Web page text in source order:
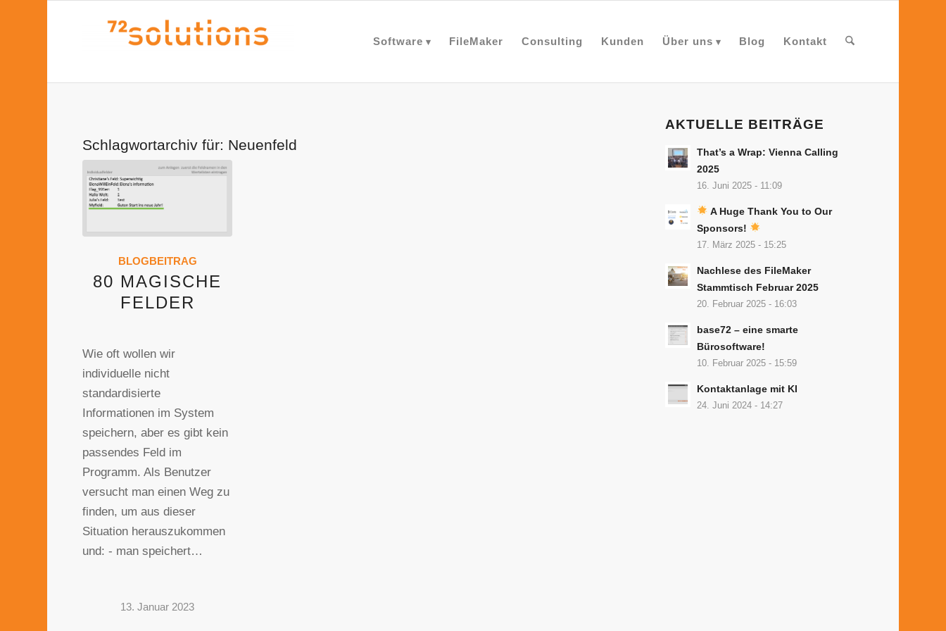
Software FileMaker Consulting Kunden Über uns Blog Kontakt
Schlagwortarchiv für: Neuenfeld
BLOGBEITRAG
80 MAGISCHE
FELDER
Wie oft wollen wir
individuelle nicht
standardisierte
Informationen im System
speichern, aber es gibt kein
passendes Feld im
Programm. Als Benutzer
versucht man einen Weg zu
finden, um aus dieser
Situation herauszukommen
und: - man speichert…
13. Januar 2023
AKTUELLE BEITRÄGE
That’s a Wrap: Vienna Calling
2025
16. Juni 2025 - 11:09
A Huge Thank You to Our
Sponsors!
17. März 2025 - 15:25
Nachlese des FileMaker
Stammtisch Februar 2025
20. Februar 2025 - 16:03
base72 – eine smarte
Bürosoftware!
10. Februar 2025 - 15:59
Kontaktanlage mit KI
24. Juni 2024 - 14:27